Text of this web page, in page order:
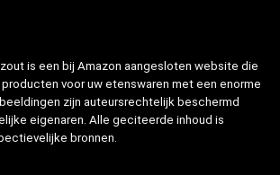
is een bij Amazon aangesloten website die
voor uw etenswaren met een enorme
zijn auteursrechtelijk beschermd
eigenaren. Alle geciteerde inhoud is
bronnen.